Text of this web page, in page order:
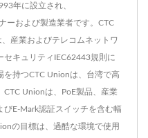
年に設立され、
ーおよび製造業者です。CTC
産業およびテレコムネットワ
セキュリティIEC62443規則に
を持つCTC Unionは、台湾で高
Unionは、PoE製品、産業
びE-Mark認証スイッチを含む幅
の目標は、過酷な環境で使用